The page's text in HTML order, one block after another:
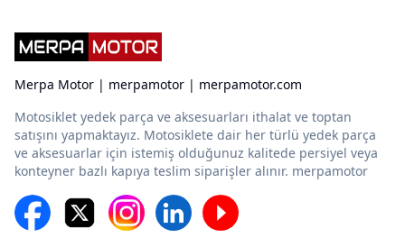
Merpa Motor | merpamotor | merpamotor.com
Motosiklet yedek parça ve aksesuarları ithalat ve toptan
satışını yapmaktayız. Motosiklete dair her türlü yedek parça
ve aksesuarlar için istemiş olduğunuz kalitede persiyel veya
konteyner bazlı kapıya teslim siparişler alınır. merpamotor